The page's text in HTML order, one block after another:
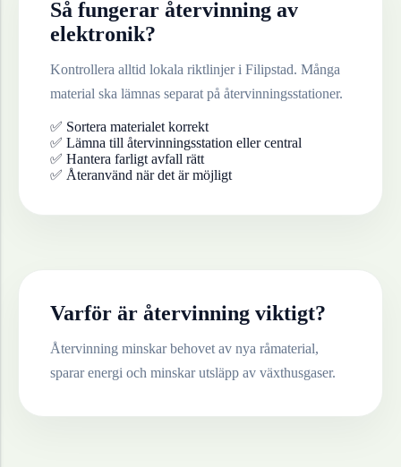
Så fungerar återvinning av
elektronik?
Kontrollera alltid lokala riktlinjer i Filipstad. Många
material ska lämnas separat på återvinningsstationer.
✅ Sortera materialet korrekt
✅ Lämna till återvinningsstation eller central
✅ Hantera farligt avfall rätt
✅ Återanvänd när det är möjligt
Varför är återvinning viktigt?
Återvinning minskar behovet av nya råmaterial,
sparar energi och minskar utsläpp av växthusgaser.